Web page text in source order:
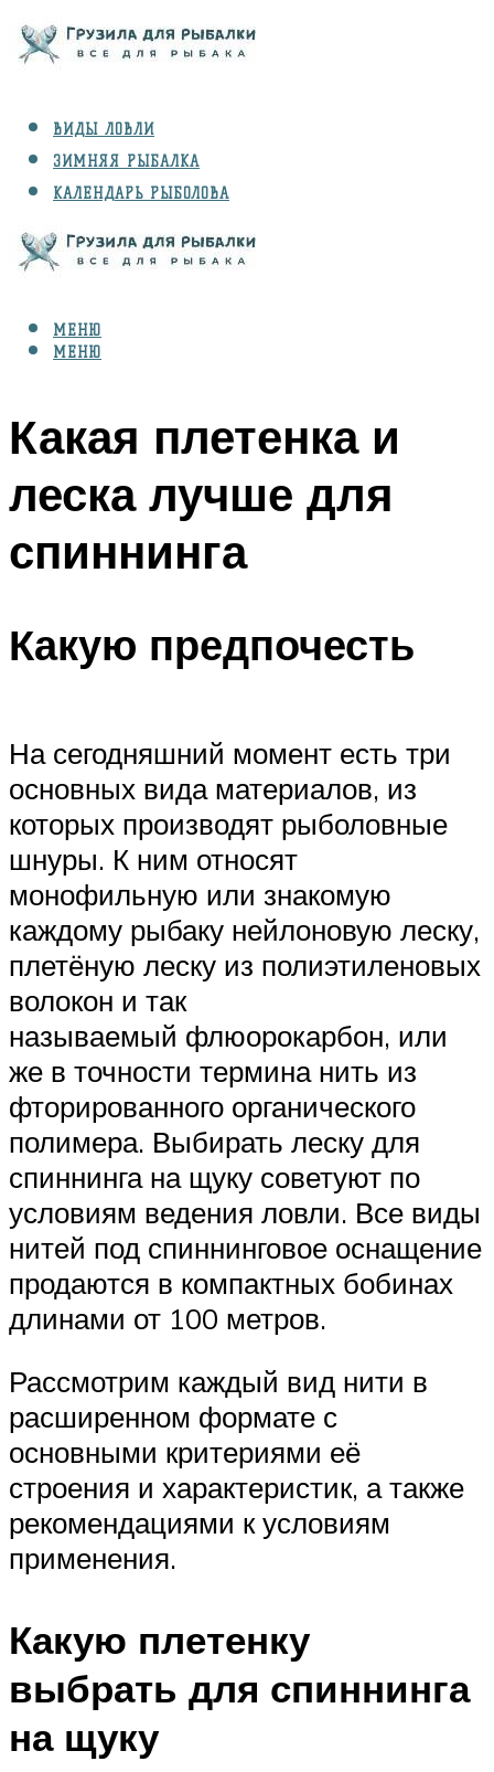
ВИДЫ ЛОВЛИ
ЗИМНЯЯ РЫБАЛКА
КАЛЕНДАРЬ РЫБОЛОВА
СНАРЯЖЕНИЕ
МЕНЮ
МЕНЮ
Какая плетенка и
леска лучше для
спиннинга
Какую предпочесть
На сегодняшний момент есть три
основных вида материалов, из
которых производят рыболовные
шнуры. К ним относят
монофильную или знакомую
каждому рыбаку нейлоновую леску,
плетёную леску из полиэтиленовых
волокон и так
называемый флюорокарбон, или
же в точности термина нить из
фторированного органического
полимера. Выбирать леску для
спиннинга на щуку советуют по
условиям ведения ловли. Все виды
нитей под спиннинговое оснащение
продаются в компактных бобинах
длинами от 100 метров.
Рассмотрим каждый вид нити в
расширенном формате с
основными критериями её
строения и характеристик, а также
рекомендациями к условиям
применения.
Какую плетенку
выбрать для спиннинга
на щуку